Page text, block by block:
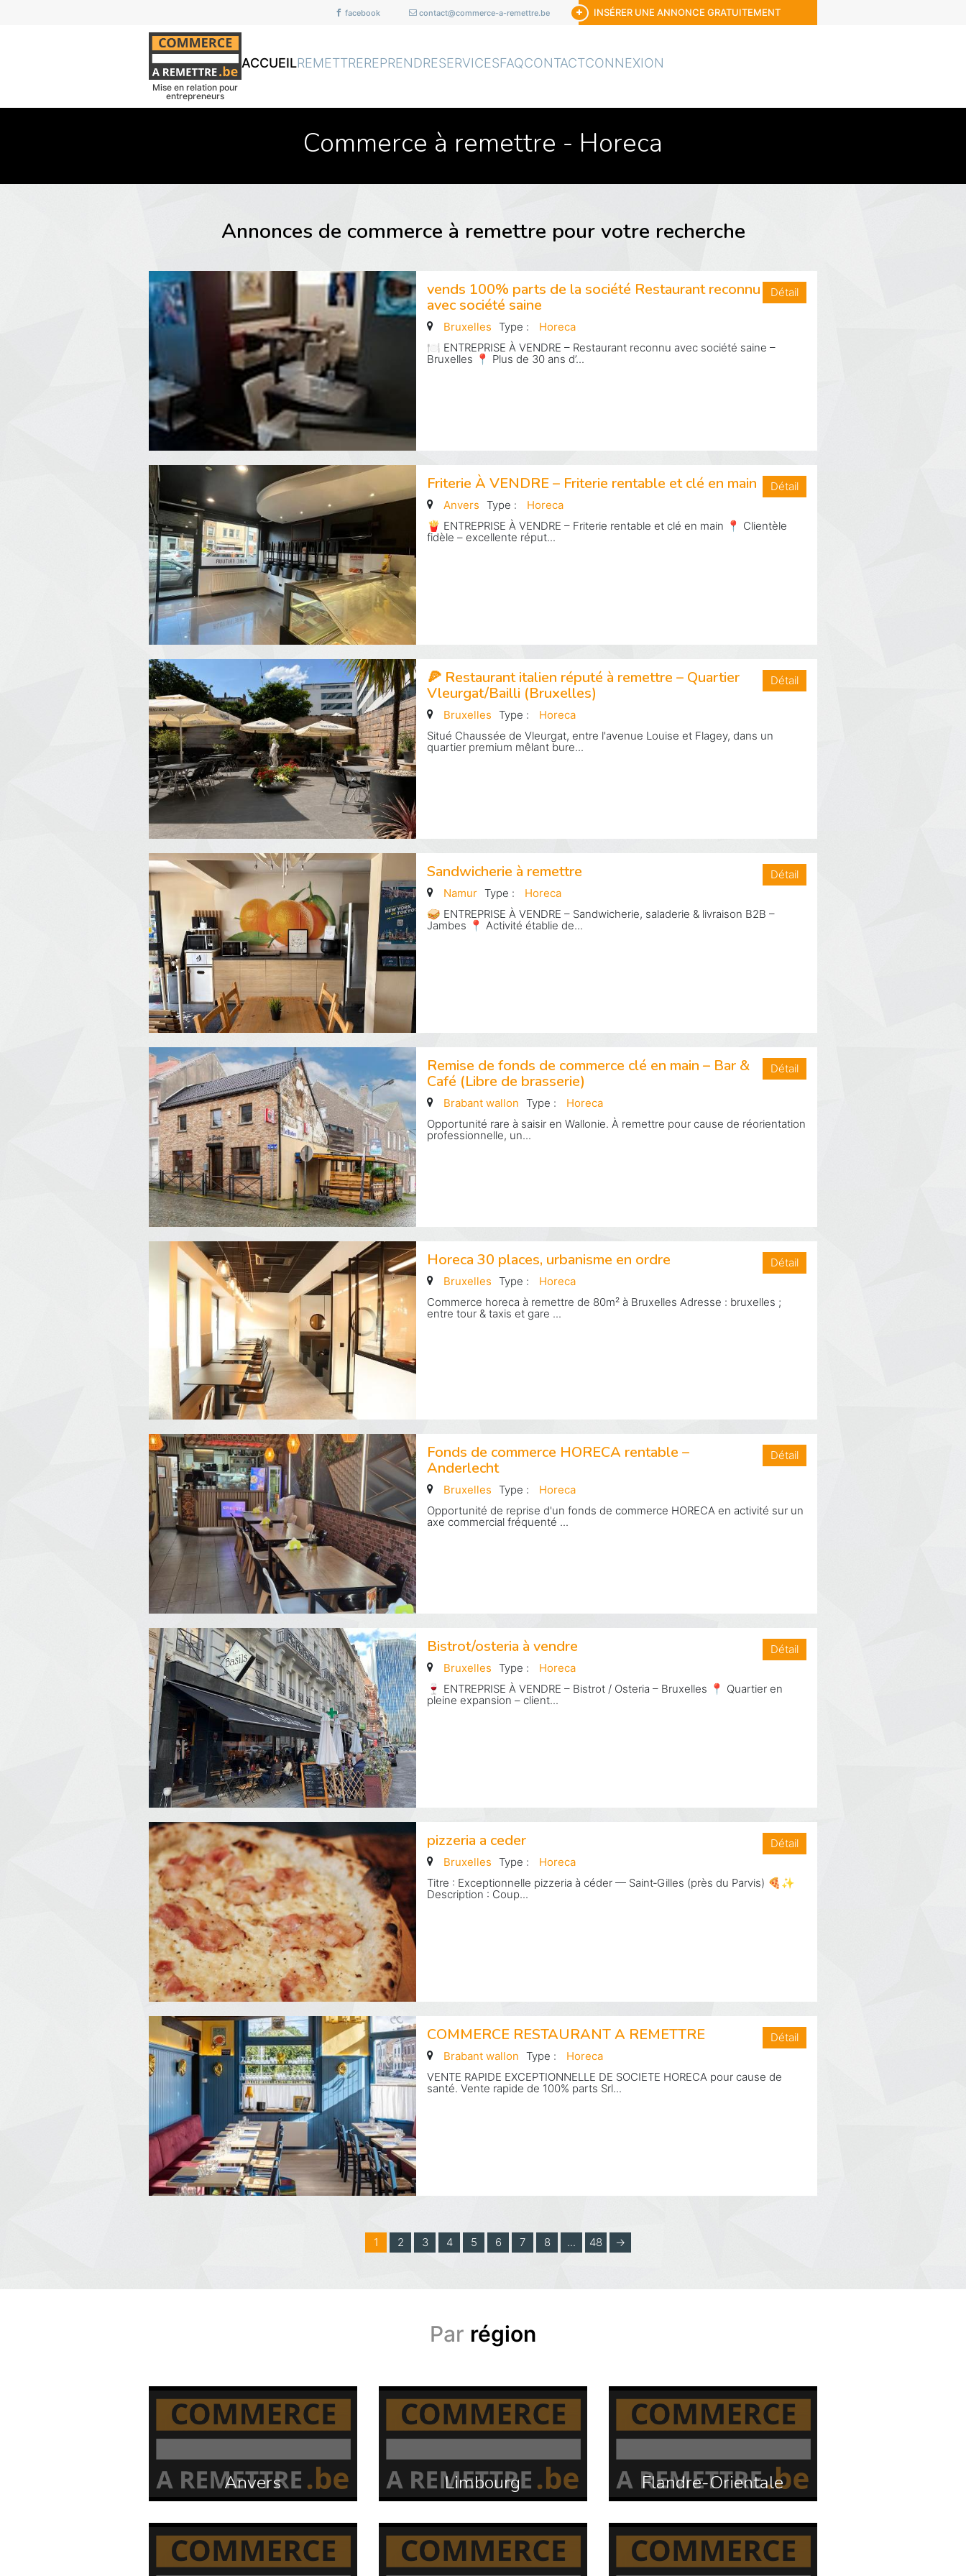
facebook contact@commerce-a-remettre.be INSÉRER UNE ANNONCE GRATUITEMENT
Mise en relation pour
entrepreneurs
ACCUEILREMETTREREPRENDRESERVICESFAQCONTACTCONNEXION
Commerce à remettre - Horeca
Annonces de commerce à remettre pour votre recherche
vends 100% parts de la société Restaurant reconnu
avec société saine
Détail
Bruxelles Type :
Horeca
🍽️ ENTREPRISE À VENDRE – Restaurant reconnu avec société saine –
Bruxelles 📍 Plus de 30 ans d’...
Friterie À VENDRE – Friterie rentable et clé en main
Détail
Anvers Type :
Horeca
🍟 ENTREPRISE À VENDRE – Friterie rentable et clé en main 📍 Clientèle
fidèle – excellente réput...
🍕 Restaurant italien réputé à remettre – Quartier
Vleurgat/Bailli (Bruxelles)
Détail
Bruxelles Type :
Horeca
Situé Chaussée de Vleurgat, entre l'avenue Louise et Flagey, dans un
quartier premium mêlant bure...
Sandwicherie à remettre
Détail
Namur Type :
Horeca
🥪 ENTREPRISE À VENDRE – Sandwicherie, saladerie & livraison B2B –
Jambes 📍 Activité établie de...
Remise de fonds de commerce clé en main – Bar &
Café (Libre de brasserie)
Détail
Brabant wallon Type :
Horeca
Opportunité rare à saisir en Wallonie. À remettre pour cause de réorientation
professionnelle, un...
Horeca 30 places, urbanisme en ordre
Détail
Bruxelles Type :
Horeca
Commerce horeca à remettre de 80m² à Bruxelles Adresse : bruxelles ;
entre tour & taxis et gare ...
Fonds de commerce HORECA rentable –
Anderlecht
Détail
Bruxelles Type :
Horeca
Opportunité de reprise d'un fonds de commerce HORECA en activité sur un
axe commercial fréquenté ...
Bistrot/osteria à vendre
Détail
Bruxelles Type :
Horeca
🍷 ENTREPRISE À VENDRE – Bistrot / Osteria – Bruxelles 📍 Quartier en
pleine expansion – client...
pizzeria a ceder
Détail
Bruxelles Type :
Horeca
Titre : Exceptionnelle pizzeria à céder — Saint‑Gilles (près du Parvis) 🍕✨
Description : Coup...
COMMERCE RESTAURANT A REMETTRE
Détail
Brabant wallon Type :
Horeca
VENTE RAPIDE EXCEPTIONNELLE DE SOCIETE HORECA pour cause de
santé. Vente rapide de 100% parts Srl...
1 2 3 4 5 6 7 8 ... 48 →
Par région
Anvers Limbourg Flandre-Orientale